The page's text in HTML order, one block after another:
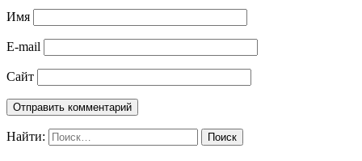
Имя
E-mail
Сайт
Найти: